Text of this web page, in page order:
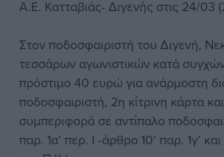
Α.Ε. Κατταβιάς- Διγενής στις 24/03
Στον ποδοσφαιριστή του Διγενή,
τεσσάρων αγωνιστικών κατά
πρόστιμο 40 ευρώ για ανάρμοστη
ποδοσφαιριστή, 2η κίτρινη κάρτα
συμπεριφορά σε αντίπαλο
παρ. 1α’ περ. Ι -άρθρο 10’ παρ. 1γ’